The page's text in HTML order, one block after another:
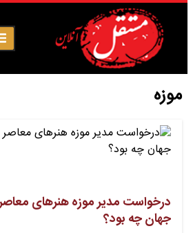
موزه
درخواست مدیر موزه هنرهای معاصر
جهان چه بود؟